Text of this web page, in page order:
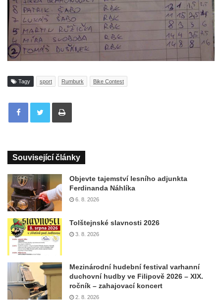
Tagy sport Rumburk Bike Contest
Tisknout
Související články
Objevte tajemství lesního adjunkta
Ferdinanda Náhlíka
6. 8. 2026
Tolštejnské slavnosti 2026
3. 8. 2026
Mezinárodní hudební festival varhanní
duchovní hudby ve Filipově 2026 – XIX.
ročník – zahajovací koncert
2. 8. 2026